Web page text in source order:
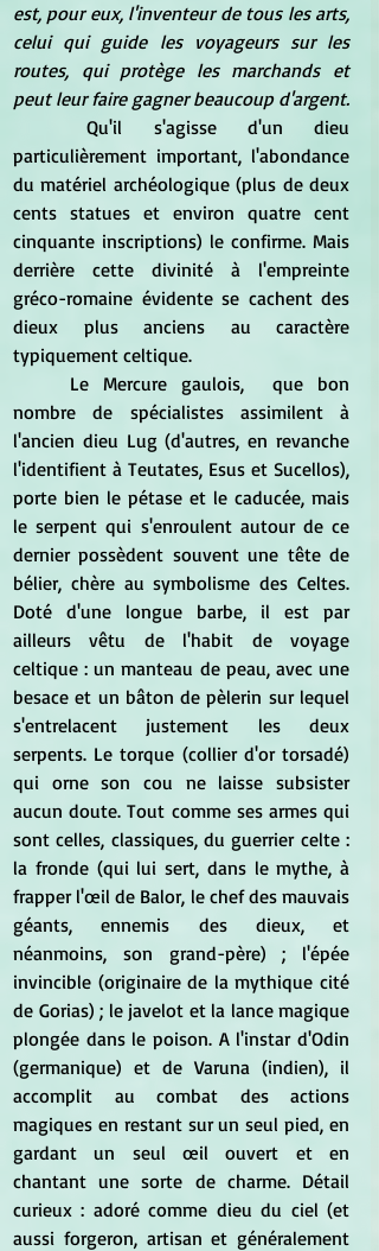
est, pour eux, l'inventeur de tous les arts,
celui qui guide les voyageurs sur les
routes, qui protège les marchands et
peut leur faire gagner beaucoup d'argent.
	Qu'il s'agisse d'un dieu
particulièrement important, l'abondance
du matériel archéologique (plus de deux
cents statues et environ quatre cent
cinquante inscriptions) le confirme. Mais
derrière cette divinité à l'empreinte
gréco-romaine évidente se cachent des
dieux plus anciens au caractère
typiquement celtique.
nombre de spécialistes assimilent à
l'ancien dieu Lug (d'autres, en revanche
l'identifient à Teutates, Esus et Sucellos),
porte bien le pétase et le caducée, mais
le serpent qui s'enroulent autour de ce
dernier possèdent souvent une tête de
bélier, chère au symbolisme des Celtes.
Doté d'une longue barbe, il est par
ailleurs vêtu de l'habit de voyage
celtique : un manteau de peau, avec une
besace et un bâton de pèlerin sur lequel
s'entrelacent justement les deux
serpents. Le torque (collier d'or torsadé)
qui orne son cou ne laisse subsister
aucun doute. Tout comme ses armes qui
sont celles, classiques, du guerrier celte :
la fronde (qui lui sert, dans le mythe, à
frapper l'œil de Balor, le chef des mauvais
géants, ennemis des dieux, et
néanmoins, son grand-père) ; l'épée
invincible (originaire de la mythique cité
de Gorias) ; le javelot et la lance magique
plongée dans le poison. A l'instar d'Odin
(germanique) et de Varuna (indien), il
accomplit au combat des actions
magiques en restant sur un seul pied, en
gardant un seul œil ouvert et en
chantant une sorte de charme. Détail
curieux : adoré comme dieu du ciel (et
aussi forgeron, artisan et généralement